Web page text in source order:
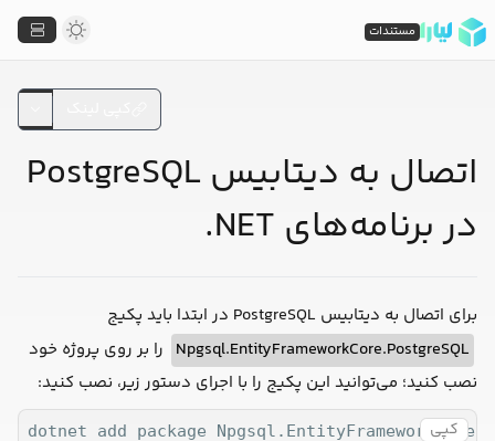
اتصال به دیتابیس PostgreSQL
در برنامه‌های NET.
برای اتصال به دیتابیس PostgreSQL در ابتدا باید پکیج
Npgsql.EntityFrameworkCore.PostgreSQL را بر روی پروژه خود
نصب کنید؛ می‌توانید این پکیج را با اجرای دستور زیر، نصب کنید:
کپی dotnet add package
مستندات